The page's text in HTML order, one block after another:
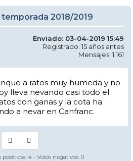
2018/2019
Enviado: 03-04-2019 15:49
Registrado: 15 años antes
Mensajes: 1.161
a ratos muy humeda y no
lleva nevando casi todo el
con ganas y la cota ha
a nevar en Canfranc.
positivos: 4 - Votos negativos: 0